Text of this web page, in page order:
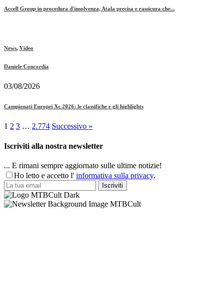
Accell Group in procedura d'insolvenza, Atala precisa e rassicura che...
News, Video
Daniele Concordia
03/08/2026
Campionati Europei Xc 2026: le classifiche e gli highlights
1 2 3 … 2.774 Successivo »
Iscriviti alla nostra newsletter
... E rimani sempre aggiornato sulle ultime notizie!
Ho letto e accetto l' informativa sulla privacy.